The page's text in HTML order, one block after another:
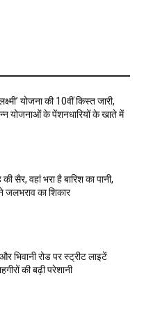
योजना की 10वीं किस्त जारी,
योजनाओं के पेंशनधारियों के खाते में
सैर, वहां भरा है बारिश का पानी,
जलभराव का शिकार
भिवानी रोड पर स्ट्रीट लाइटें
की बढ़ी परेशानी